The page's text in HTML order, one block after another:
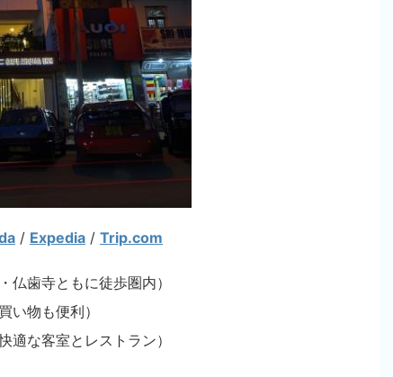
/ Expedia / Trip.com
・仏歯寺ともに徒歩圏内）
い物も便利）
快適な客室とレストラン）